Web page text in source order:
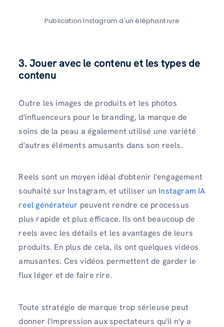
Publication Instagram d'un éléphant ivre
3. Jouer avec le contenu et les types de
contenu
Outre les images de produits et les photos
d'influenceurs pour le branding, la marque de
soins de la peau a également utilisé une variété
d'autres éléments amusants dans son reels.
Reels sont un moyen idéal d'obtenir l'engagement
souhaité sur Instagram, et utiliser un Instagram IA
reel générateur peuvent rendre ce processus
plus rapide et plus efficace. Ils ont beaucoup de
reels avec les détails et les avantages de leurs
produits. En plus de cela, ils ont quelques vidéos
amusantes. Ces vidéos permettent de garder le
flux léger et de faire rire.
Toute stratégie de marque trop sérieuse peut
donner l'impression aux spectateurs qu'il n'y a